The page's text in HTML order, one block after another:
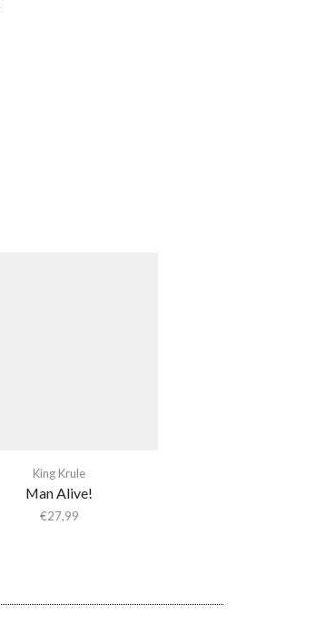
King Krule
Man Alive!
€27,99